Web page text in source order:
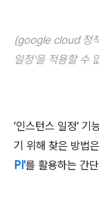
(google cloud 정
일정'을 적용할 수
'인스턴스 일정' 기
기 위해 찾은 방법은
PI'를 활용하는 간